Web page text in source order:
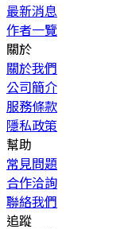
最新消息
作者一覽
關於
關於我們
公司簡介
服務條款
隱私政策
幫助
常見問題
合作洽詢
聯絡我們
追蹤